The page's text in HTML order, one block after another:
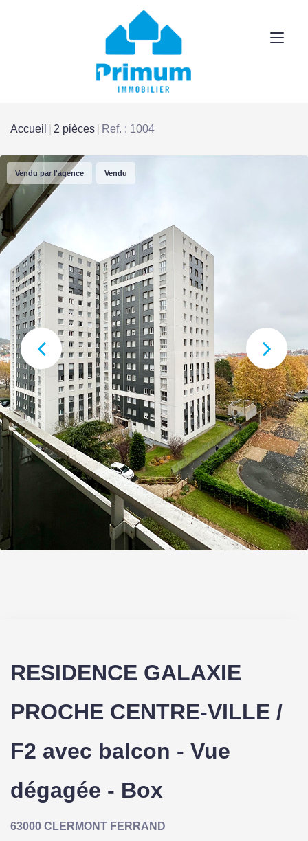
Accueil 2 pièces Ref. : 1004
Vendu par l'agence Vendu
RESIDENCE GALAXIE
PROCHE CENTRE-VILLE /
F2 avec balcon - Vue
dégagée - Box
63000 CLERMONT FERRAND